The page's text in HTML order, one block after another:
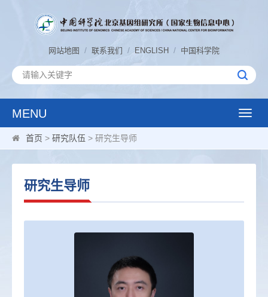
网站地图 / 联系我们 / ENGLISH / 中国科学院
MENU
Toggle
首页 > 研究队伍 > 研究生导师
研究生导师